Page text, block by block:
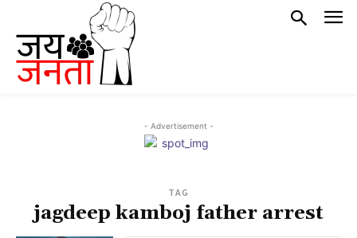
- Advertisement -
TAG
jagdeep kamboj father arrest